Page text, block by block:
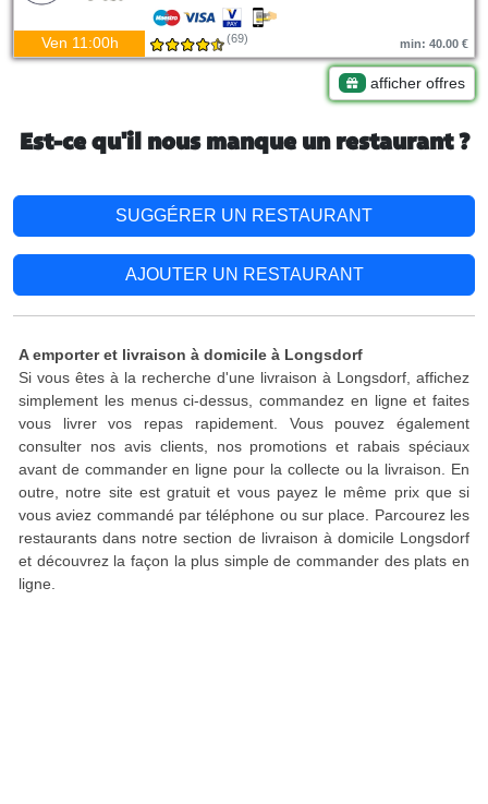
Ven 11:00h (69) min: 40.00 €
afficher offres
Est-ce qu'il nous manque un restaurant ?
SUGGÉRER UN RESTAURANT
AJOUTER UN RESTAURANT
A emporter et livraison à domicile à Longsdorf
Si vous êtes à la recherche d'une livraison à Longsdorf, affichez
simplement les menus ci-dessus, commandez en ligne et faites
vous livrer vos repas rapidement. Vous pouvez également
consulter nos avis clients, nos promotions et rabais spéciaux
avant de commander en ligne pour la collecte ou la livraison. En
outre, notre site est gratuit et vous payez le même prix que si
vous aviez commandé par téléphone ou sur place. Parcourez les
restaurants dans notre section de livraison à domicile Longsdorf
et découvrez la façon la plus simple de commander des plats en
ligne.